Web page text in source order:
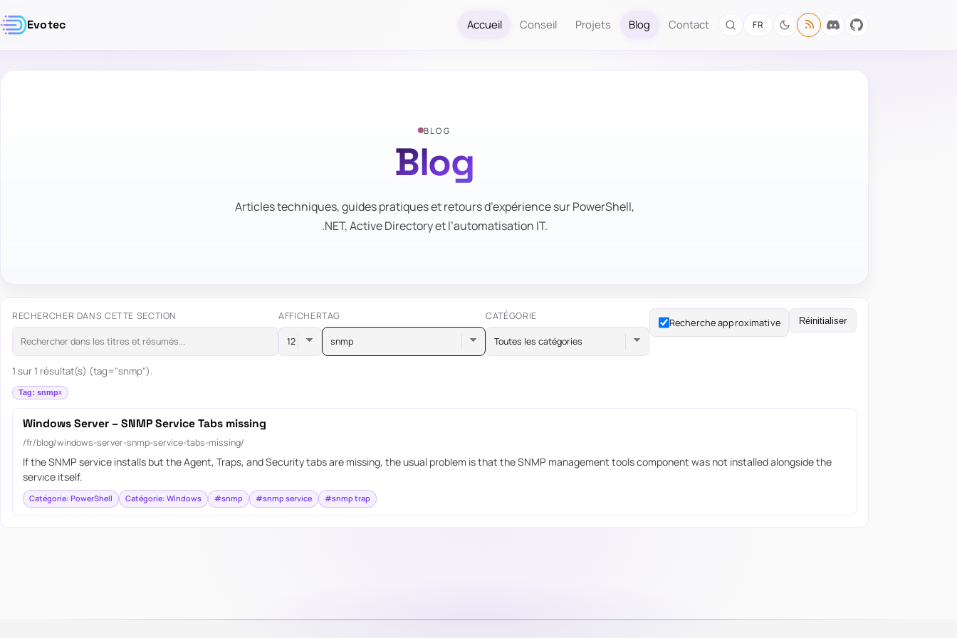
Evotec Accueil Conseil Projets Blog Contact FR
BLOG
Blog
Articles techniques, guides pratiques et retours d’expérience sur PowerShell,
.NET, Active Directory et l’automatisation IT.
RECHERCHER DANS CETTE SECTION AFFICHERTAG
snmp
CATÉGORIE
Toutes les catégories
Recherche approximative Réinitialiser
1 sur 1 résultat(s) (tag="snmp").
Tag: snmp
Windows Server – SNMP Service Tabs missing
/fr/blog/windows-server-snmp-service-tabs-missing/
If the SNMP service installs but the Agent, Traps, and Security tabs are missing, the usual problem is that the SNMP management tools component was not installed alongside the
service itself.
Catégorie: PowerShell Catégorie: Windows #snmp #snmp service #snmp trap